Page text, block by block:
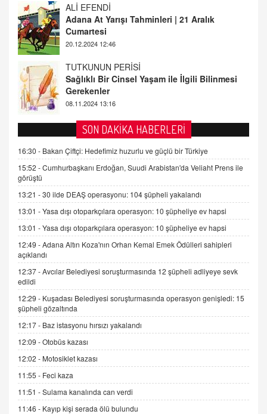
TUTKUNUN PERİSİ
Sağlıklı Bir Cinsel Yaşam ile İlgili Bilinmesi
Gerekenler
08.11.2024 13:16
FARUK ÖNALAN
Tezkere Onaylanmasaydı…
2 Kasım 2021 Salı 00:11
AV. DOĞAN CAN DOĞAN
Kişisel verilerin korunması ve dijital hukukun
gelişimi
15.09.2025 16:17
SEHER EREK
Kış Ayları Geldi, Hangi Önlemler Alınmalı?
9.12.2025 10:11
İNCİ GÜL AKÖL
06.07.2026 13:00
ADEM AKÖL
Esed Destekçilerinin Yüzüne Vurulan Şamar:
Sednaya
11.12.2024 12:30
DR. EKREM ASLAN
Gerçek Ne, Algı Ne? "Beraber Yürüyoruz"
Cümlesinin Peşinden
19.07.2025 12:45
SON DAKİKA HABERLERİ
16:30 - Bakan Çiftçi: Hedefimiz huzurlu ve güçlü bir Türkiye
15:52 -Cumhurbaşkanı Erdoğan, Suudi Arabistan'da Veliaht Prens ile
görüştü
13:21 -30 ilde DEAŞ operasyonu: 104 şüpheli yakalandı
13:01 -Yasa dışı otoparkçılara operasyon: 10 şüpheliye ev hapsi
13:01 -Yasa dışı otoparkçılara operasyon: 10 şüpheliye ev hapsi
12:49 -Adana Altın Koza'nın Orhan Kemal Emek Ödülleri sahipleri
açıklandı
12:37 -Avcılar Belediyesi soruşturmasında 12 şüpheli adliyeye sevk
edildi
12:29 - Kuşadası Belediyesi soruşturmasında operasyon genişledi: 15
şüpheli gözaltında
12:17 - Baz istasyonu hırsızı yakalandı
12:09 -Otobüs kazası
12:02 - Motosiklet kazası
11:55 - Feci kaza
11:51 -Sulama kanalında can verdi
11:46 - Kayıp kişi serada ölü bulundu